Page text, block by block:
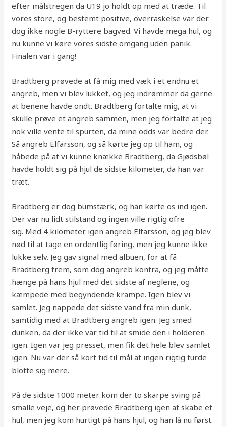
efter målstregen da U19 jo holdt op med at træde. Til
vores store, og bestemt positive, overraskelse var der
dog ikke nogle B-ryttere bagved. Vi havde mega hul, og
nu kunne vi køre vores sidste omgang uden panik.
Finalen var i gang!
Bradtberg prøvede at få mig med væk i et endnu et
angreb, men vi blev lukket, og jeg indrømmer da gerne
at benene havde ondt. Bradtberg fortalte mig, at vi
skulle prøve et angreb sammen, men jeg fortalte at jeg
nok ville vente til spurten, da mine odds var bedre der.
Så angreb Elfarsson, og så kørte jeg op til ham, og
håbede på at vi kunne knække Bradtberg, da Gjødsbøl
havde holdt sig på hjul de sidste kilometer, da han var
træt.
Bradtberg er dog bumstærk, og han kørte os ind igen.
Der var nu lidt stilstand og ingen ville rigtig ofre
sig. Med 4 kilometer igen angreb Elfarsson, og jeg blev
nød til at tage en ordentlig føring, men jeg kunne ikke
lukke selv. Jeg gav signal med albuen, for at få
Bradtberg frem, som dog angreb kontra, og jeg måtte
hænge på hans hjul med det sidste af neglene, og
kæmpede med begyndende krampe. Igen blev vi
samlet. Jeg nappede det sidste vand fra min dunk,
samtidig med at Bradtberg angreb igen. Jeg smed
dunken, da der ikke var tid til at smide den i holderen
igen. Igen var jeg presset, men fik det hele blev samlet
igen. Nu var der så kort tid til mål at ingen rigtig turde
blotte sig mere.
På de sidste 1000 meter kom der to skarpe sving på
smalle veje, og her prøvede Bradtberg igen at skabe et
hul, men jeg kom hurtigt på hans hjul, og han lå nu først.